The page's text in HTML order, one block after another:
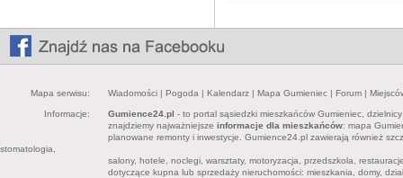
Mapa serwisu: Wiadomości | Pogoda | Kalendarz | Mapa Gumieniec | Forum |
Informacje: Gumience24.pl - to portal sąsiedzki mieszkańców Gumieniec,
znajdziemy najważniejsze informacje dla mieszkańców: mapa
planowane remonty i inwestycje. Gumience24.pl zawierają również
stomatologia,
salony, hotele, noclegi, warsztaty, motoryzacja, przedszkola,
dotyczące kupna lub sprzedaży nieruchomości: mieszkania, domy,